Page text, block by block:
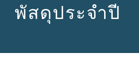
พัสดุประจำปี